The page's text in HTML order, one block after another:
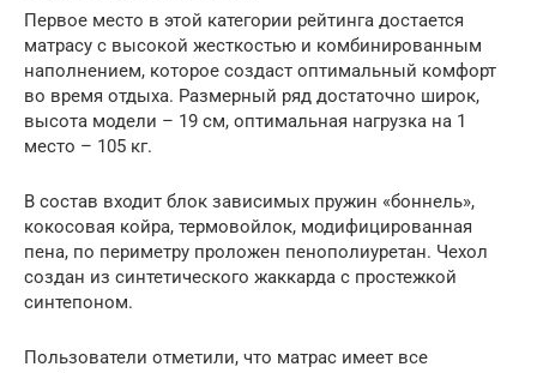
Первое место в этой категории рейтинга достается
матрасу с высокой жесткостью и комбинированным
наполнением, которое создаст оптимальный комфорт
во время отдыха. Размерный ряд достаточно широк,
высота модели – 19 см, оптимальная нагрузка на 1
место – 105 кг.
В состав входит блок зависимых пружин «боннель»,
кокосовая койра, термовойлок, модифицированная
пена, по периметру проложен пенополиуретан. Чехол
создан из синтетического жаккарда с простежкой
синтепоном.
Пользователи отметили, что матрас имеет все